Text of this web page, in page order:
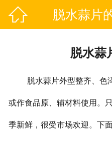
 脱水蒜片
脱水蒜
脱水蒜片外型整齐、色
或作食品原、辅材料使用。
季新鲜，很受市场欢迎。下